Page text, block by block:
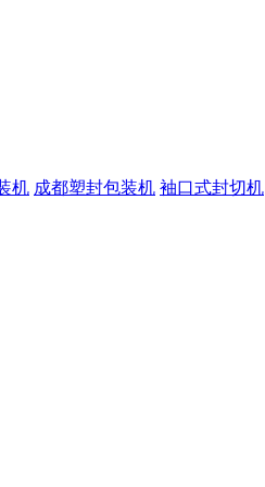
机 成都塑封包装机 袖口式封切机